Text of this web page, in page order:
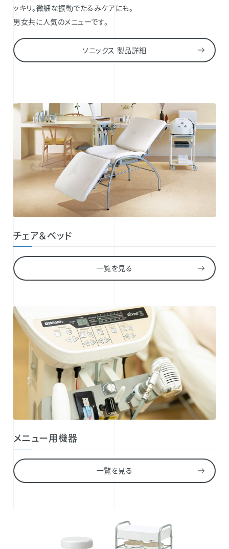
ッキリ。微細な振動でたるみケアにも。
男女共に人気のメニューです。
ソニックス 製品詳細
チェア＆ベッド
一覧を見る
メニュー用機器
一覧を見る